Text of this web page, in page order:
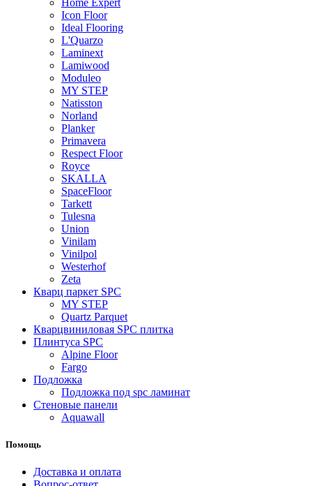
Icon Floor
Ideal Flooring
L'Quarzo
Laminext
Lamiwood
Moduleo
MY STEP
Natisston
Norland
Planker
Primavera
Respect Floor
Royce
SKALLA
SpaceFloor
Tarkett
Tulesna
Union
Vinilam
Vinilpol
Westerhof
Zeta
Кварц паркет SPC
MY STEP
Quartz Parquet
Кварцвиниловая SPC плитка
Плинтуса SPC
Alpine Floor
Fargo
Подложка
Подложка под spc ламинат
Стеновые панели
Aquawall
Помощь
Доставка и оплата